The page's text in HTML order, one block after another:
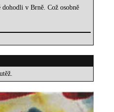
dohodli v Brně. Což osobně